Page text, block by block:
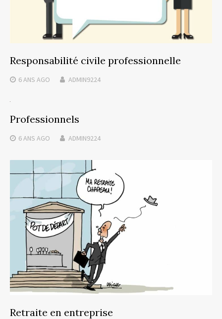
Responsabilité civile professionnelle
6 ANS AGO ADMIN9224
Professionnels
6 ANS AGO ADMIN9224
Retraite en entreprise